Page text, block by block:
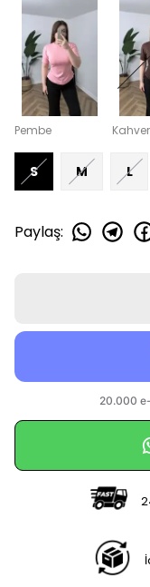
Pembe
S M L
Paylaş: